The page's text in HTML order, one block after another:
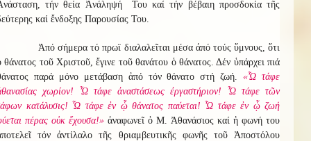
τήν θεία Ἀνάληψή Του καί τήν βέβαιη προσδοκία τῆς
καί ἔνδοξης Παρουσίας Του.
Ἀπό σήμερα τό πρωϊ διαλαλεῖται μέσα ἀπό τούς ὕμνους, ὅτι
θάνατος τοῦ Χριστοῦ, ἔγινε τοῦ θανάτου ὁ θάνατος. Δέν ὑπάρχει πιά
παρά μόνο μετάβαση ἀπό τόν θάνατο στή ζωή.«Ὦ τάφε
χωρίον! Ὦ τάφε ἀναστάσεως ἐργαστήριον! Ὦ τάφε τῶν
κατάλυσις! Ὦ τάφε ἐν ᾧ θάνατος παύεται! Ὦ τάφε ἐν ᾧ ζωή
πέρας οὐκ ἔχουσα!» ἀναφωνεῖ ὁ Μ. Ἀθανάσιος καί ἡ φωνή του
τόν ἀντίλαλο τῆς θριαμβευτικῆς φωνῆς τοῦ Ἀποστόλου